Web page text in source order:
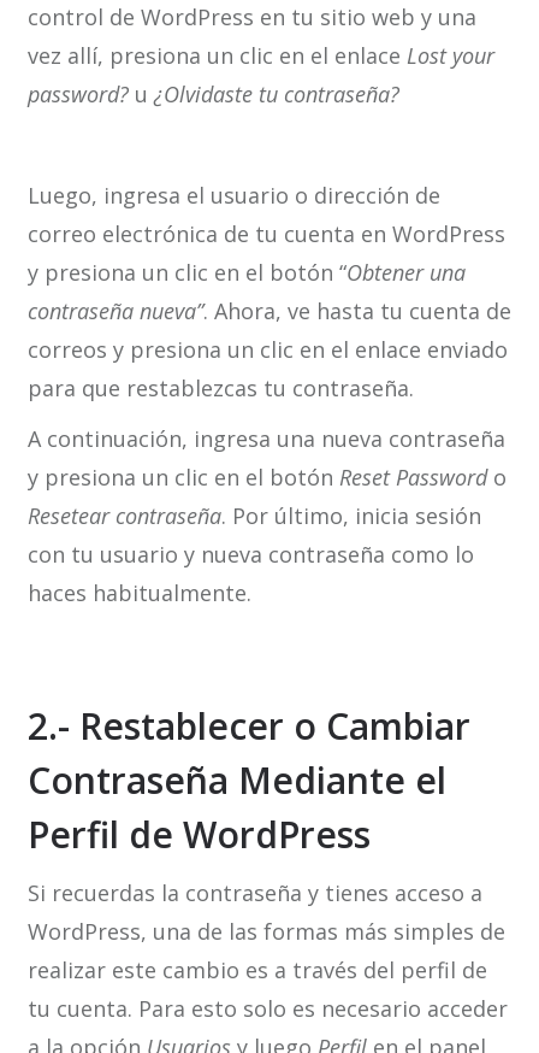
control de WordPress en tu sitio web y una
vez allí, presiona un clic en el enlace Lost your
password? u ¿Olvidaste tu contraseña?
Luego, ingresa el usuario o dirección de
correo electrónica de tu cuenta en WordPress
y presiona un clic en el botón “Obtener una
contraseña nueva”. Ahora, ve hasta tu cuenta de
correos y presiona un clic en el enlace enviado
para que restablezcas tu contraseña.
A continuación, ingresa una nueva contraseña
y presiona un clic en el botón Reset Password o
Resetear contraseña. Por último, inicia sesión
con tu usuario y nueva contraseña como lo
haces habitualmente.
2.- Restablecer o Cambiar
Contraseña Mediante el
Perfil de WordPress
Si recuerdas la contraseña y tienes acceso a
WordPress, una de las formas más simples de
realizar este cambio es a través del perfil de
tu cuenta. Para esto solo es necesario acceder